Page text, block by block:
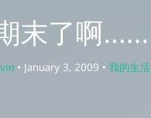
末了啊......
• January 3, 2009 • 我的生活